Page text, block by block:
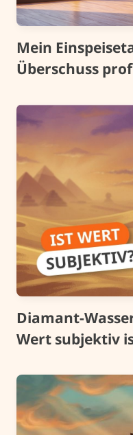
Mein
Überschuss
Diamant-
Wert subjektiv